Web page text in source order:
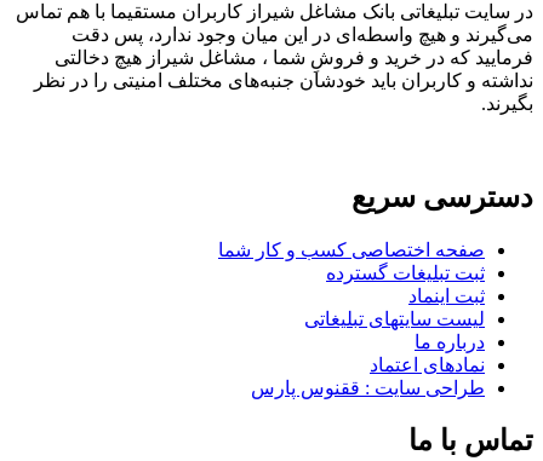
در سایت تبلیغاتی بانک مشاغل شیراز کاربران مستقیما با هم تماس
می‌گیرند و هیچ واسطه‌ای در این میان وجود ندارد، پس دقت
فرمایید که در خرید و فروشِ شما ، مشاغل شیراز هیچ دخالتی
نداشته و کاربران باید خودشان جنبه‌های مختلف امنیتی را در نظر
بگیرند.
دسترسی سریع
صفحه اختصاصی کسب و کار شما
ثبت تبلیغات گسترده
ثبت اینماد
لیست سایتهای تبلیغاتی
درباره ما
نمادهای اعتماد
طراحی سایت : ققنوس پارس
تماس با ما